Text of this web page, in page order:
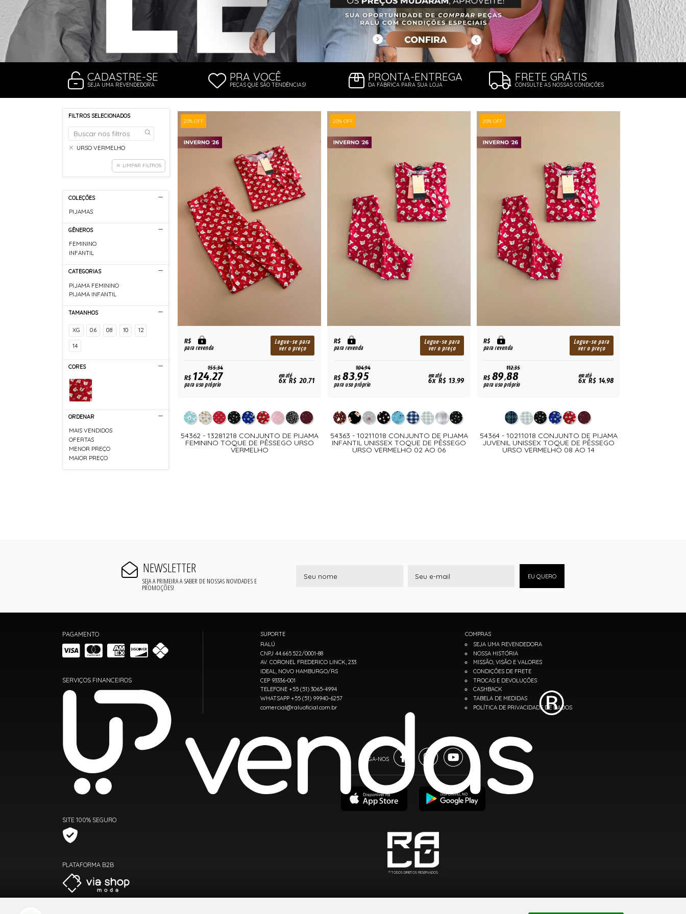
SAÍDAS DE PRAIA
SANDÁLIAS
SHORTS E SAIAS
TOP DE BIQUÍNI
CADASTRE-SE
SEJA UMA REVENDEDORA
PRA VOCÊ
PEÇAS QUE SÃO TENDÊNCIAS!
PRONTA-ENTREGA
DA FÁBRICA PARA SUA LOJA
FRETE GRÁTIS
CONSULTE AS NOSSAS CONDIÇÕES
FILTROS SELECIONADOS
URSO VERMELHO
LIMPAR FILTROS
COLEÇÕES
PIJAMAS
GÊNEROS
FEMININO
INFANTIL
CATEGORIAS
PIJAMA FEMININO
PIJAMA INFANTIL
TAMANHOS
XG 06 08 10 12
14
CORES
ORDENAR
MAIS VENDIDOS
OFERTAS
MENOR PREÇO
MAIOR PREÇO
20% OFF
R$
para revenda
Logue-se para
ver o preço
155,34
R$124,27
para uso próprio
em até
6x R$ 20,71
54362 - 13281218 CONJUNTO DE PIJAMA
FEMININO TOQUE DE PÊSSEGO URSO
VERMELHO
20% OFF
R$
para revenda
Logue-se para
ver o preço
104,94
R$83,95
para uso próprio
em até
6x R$ 13,99
54363 - 10211018 CONJUNTO DE PIJAMA
INFANTIL UNISSEX TOQUE DE PÊSSEGO
URSO VERMELHO 02 AO 06
20% OFF
R$
para revenda
Logue-se para
ver o preço
112,35
R$89,88
para uso próprio
em até
6x R$ 14,98
54364 - 10211018 CONJUNTO DE PIJAMA
JUVENIL UNISSEX TOQUE DE PÊSSEGO
URSO VERMELHO 08 AO 14
NEWSLETTER
SEJA A PRIMEIRA A SABER DE NOSSAS NOVIDADES E
PROMOÇÕES!
EU QUERO
PAGAMENTO
SERVIÇOS FINANCEIROS
SITE 100% SEGURO
PLATAFORMA B2B
SUPORTE
RALÚ
CNPJ 44.665.522/0001-88
AV. CORONEL FREDERICO LINCK, 233
IDEAL, NOVO HAMBURGO/RS
CEP 93336-001
TELEFONE +55 (51) 3065-4994
WHATSAPP +55 (51) 99940-6257
comercial@raluoficial.com.br
COMPRAS
SEJA UMA REVENDEDORA
NOSSA HISTÓRIA
MISSÃO, VISÃO E VALORES
CONDIÇÕES DE FRETE
TROCAS E DEVOLUÇÕES
CASHBACK
TABELA DE MEDIDAS
POLÍTICA DE PRIVACIDADE DE DADOS
® TODOS DIREITOS RESERVADOS